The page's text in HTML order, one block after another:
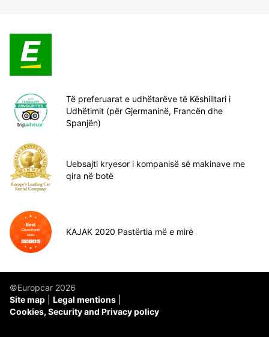
Të preferuarat e udhëtarëve të Këshilltari i
Udhëtimit (për Gjermaninë, Francën dhe
Spanjën)
Uebsajti kryesor i kompanisë së makinave me
qira në botë
KAJAK 2020 Pastërtia më e mirë
©Europcar 2026
Site map
Legal mentions
Cookies, Security and Privacy policy